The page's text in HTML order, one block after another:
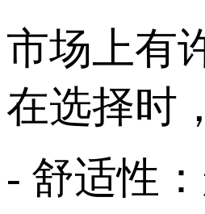
市场上有
在选择时
- 舒适性